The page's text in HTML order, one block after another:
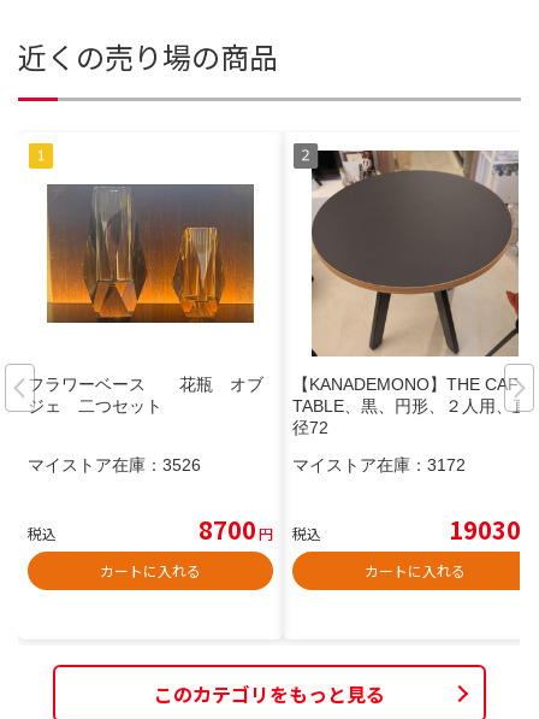
近くの売り場の商品
フラワーベース 花瓶 オブ
ジェ 二つセット
マイストア在庫： 3526
税込 8700円
カートに入れる
【KANADEMONO】THE CAFE
TABLE、黒、円形、２人用、直
径72
マイストア在庫： 3172
税込 19030
カートに入れる
このカテゴリをもっと見る